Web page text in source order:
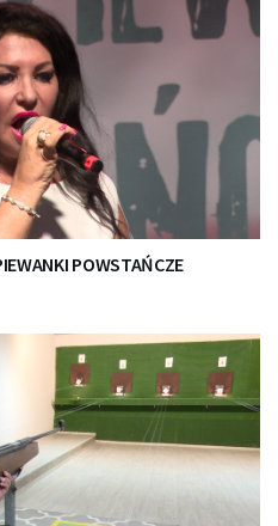
POWSTAŃCZE